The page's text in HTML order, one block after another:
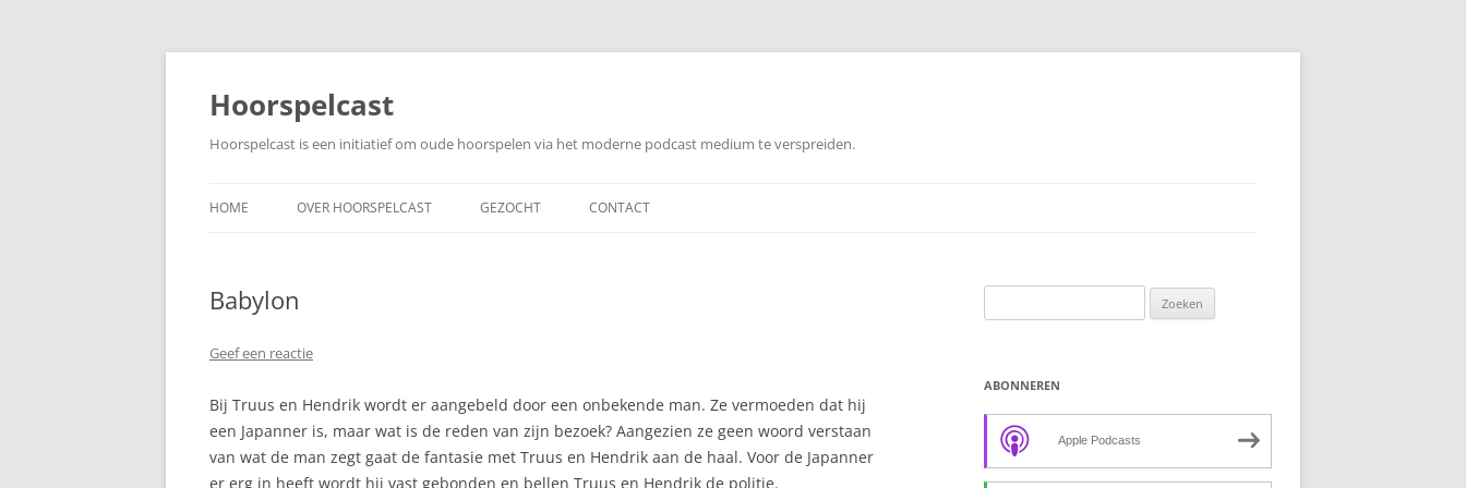
Ga
inhoud
Hoorspelcast
Hoorspelcast is een initiatief om oude hoorspelen via het moderne podcast medium te verspreiden.
HOME OVER HOORSPELCAST GEZOCHT CONTACT
Babylon
Geef een reactie
Bij Truus en Hendrik wordt er aangebeld door een onbekende man. Ze vermoeden dat hij
een Japanner is, maar wat is de reden van zijn bezoek? Aangezien ze geen woord verstaan
van wat de man zegt gaat de fantasie met Truus en Hendrik aan de haal. Voor de Japanner
er erg in heeft wordt hij vast gebonden en bellen Truus en Hendrik de politie.
naar:
ABONNEREN
Apple Podcasts